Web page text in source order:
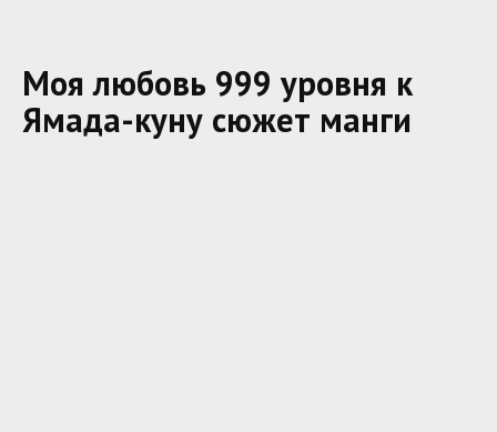
Моя любовь 999 уровня к
Ямада-куну сюжет манги